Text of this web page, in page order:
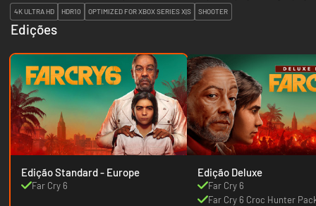
4K ULTRA HD HDR10 OPTIMIZED FOR XBOX SERIES X|S SHOOTER
Edições
Edição Standard - Europe
Far Cry 6
Edição Deluxe
Far Cry 6
Far Cry 6 Croc Hunter